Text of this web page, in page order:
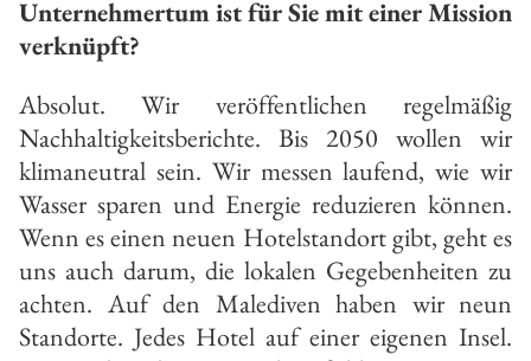
Unternehmertum ist für Sie mit einer Mission
verknüpft?
Absolut. Wir veröffentlichen regelmäßig
Nachhaltigkeitsberichte. Bis 2050 wollen wir
klimaneutral sein. Wir messen laufend, wie wir
Wasser sparen und Energie reduzieren können.
Wenn es einen neuen Hotelstandort gibt, geht es
uns auch darum, die lokalen Gegebenheiten zu
achten. Auf den Malediven haben wir neun
Standorte. Jedes Hotel auf einer eigenen Insel.